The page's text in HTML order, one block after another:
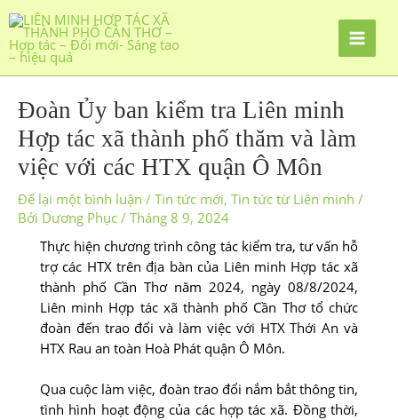
Đoàn Ủy ban kiểm tra Liên minh
Hợp tác xã thành phố thăm và làm
việc với các HTX quận Ô Môn
Để lại một bình luận / Tin tức mới, Tin tức từ Liên minh /
Bởi Dương Phục / Tháng 8 9, 2024
Thực hiện chương trình công tác kiểm tra, tư vấn hỗ
trợ các HTX trên địa bàn của Liên minh Hợp tác xã
thành phố Cần Thơ năm 2024, ngày 08/8/2024,
Liên minh Hợp tác xã thành phố Cần Thơ tổ chức
đoàn đến trao đổi và làm việc với HTX Thới An và
HTX Rau an toàn Hoà Phát quận Ô Môn.
Qua cuộc làm việc, đoàn trao đổi nắm bắt thông tin,
tình hình hoạt động của các hợp tác xã. Đồng thời,